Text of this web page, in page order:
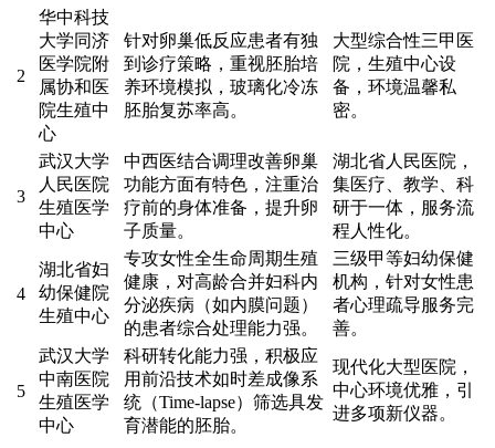
2
华中科技
大学同济
医学院附
属协和医
院生殖中
心
针对卵巢低反应患者有独
到诊疗策略，重视胚胎培
养环境模拟，玻璃化冷冻
胚胎复苏率高。
大型综合性三甲医
院，生殖中心设
备，环境温馨私
密。
3
武汉大学
人民医院
生殖医学
中心
中西医结合调理改善卵巢
功能方面有特色，注重治
疗前的身体准备，提升卵
子质量。
湖北省人民医院，
集医疗、教学、科
研于一体，服务流
程人性化。
4
湖北省妇
幼保健院
生殖中心
专攻女性全生命周期生殖
健康，对高龄合并妇科内
分泌疾病（如内膜问题）
的患者综合处理能力强。
三级甲等妇幼保健
机构，针对女性患
者心理疏导服务完
善。
5
武汉大学
中南医院
生殖医学
中心
科研转化能力强，积极应
用前沿技术如时差成像系
统（Time-lapse）筛选具发
育潜能的胚胎。
现代化大型医院，
中心环境优雅，引
进多项新仪器。